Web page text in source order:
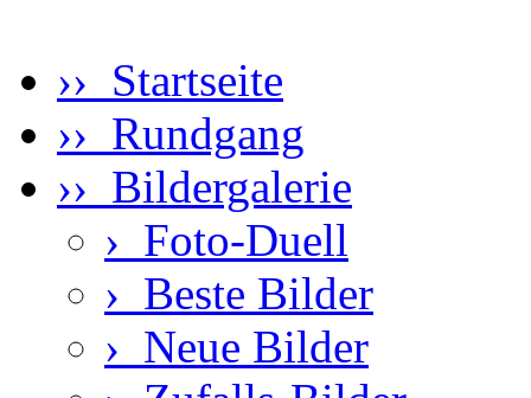
›› Startseite
›› Rundgang
›› Bildergalerie
› Foto-Duell
› Beste Bilder
› Neue Bilder